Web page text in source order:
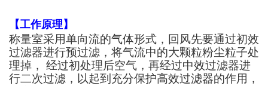
【工作原理 】
称量室采用单向流的气体形式，回风先要通过初效
过滤器进行预过滤，将气流中的大颗粒粉尘粒子处
理掉，
经过初处理后空气，再经过中效过滤器进
行二次过滤，以起到充分保护高效过滤器的作用，